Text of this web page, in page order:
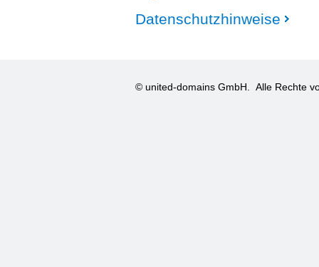
Datenschutzhinweise
© united-domains GmbH. Alle Rechte